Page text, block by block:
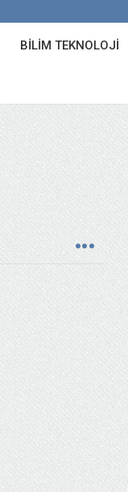
BILIM TEKNOLOJI